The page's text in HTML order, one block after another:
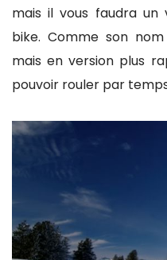
mais il vous faudra
bike. Comme son nom
mais en version plus
pouvoir rouler par